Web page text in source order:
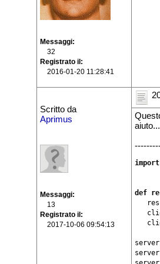
Messaggi
32
Registrato il
2016-01-20 11:28:41
Scritto da
Aprimus
Messaggi
13
Registrato il
2017-10-06 09:54:13
def
server